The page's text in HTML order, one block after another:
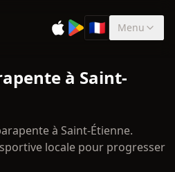
🇫🇷Sélectionner la
Menu
à Saint-
à Saint-Étienne.
locale pour progresser